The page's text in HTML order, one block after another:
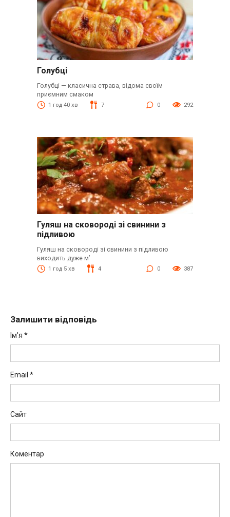
Голубці
Голубці — класична страва, відома своїм
приємним смаком
1 год 40 хв 7 0 292
Гуляш на сковороді зі свинини з
підливою
Гуляш на сковороді зі свинини з підливою
виходить дуже м’
1 год 5 хв 4 0 387
Залишити відповідь
Ім'я *
Email *
Сайт
Коментар